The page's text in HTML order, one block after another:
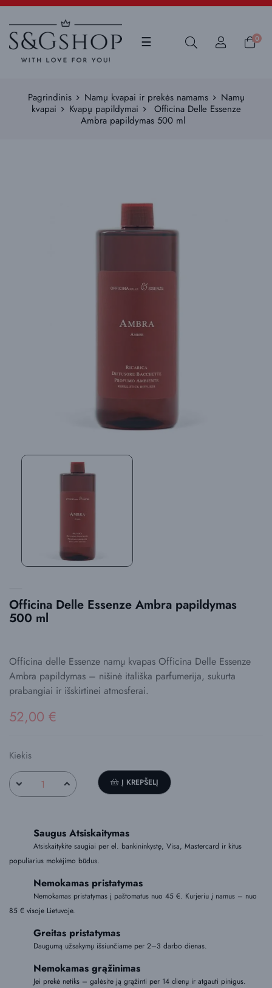
Toggle
☰ 0
Pagrindinis Namų kvapai ir prekės namams
Namų
kvapai
Kvapų papildymai
Officina Delle Essenze
Ambra papildymas 500 ml
Officina Delle Essenze Ambra papildymas
500 ml
Officina delle Essenze namų kvapas Officina Delle Essenze
Ambra papildymas – nišinė itališka parfumerija, sukurta
prabangiai ir išskirtinei atmosferai.
52,00 €
Kiekis
Į KREPŠELĮ
Saugus Atsiskaitymas
Atsiskaitykite saugiai per el. bankininkystę, Visa, Mastercard ir kitus
populiarius mokėjimo būdus.
Nemokamas pristatymas
Nemokamas pristatymas į paštomatus nuo 45 €. Kurjeriu į namus – nuo
85 € visoje Lietuvoje.
Greitas pristatymas
Daugumą užsakymų išsiunčiame per 2–3 darbo dienas.
Nemokamas grąžinimas
Jei prekė netiks – galėsite ją grąžinti per 14 dienų ir atgauti pinigus.